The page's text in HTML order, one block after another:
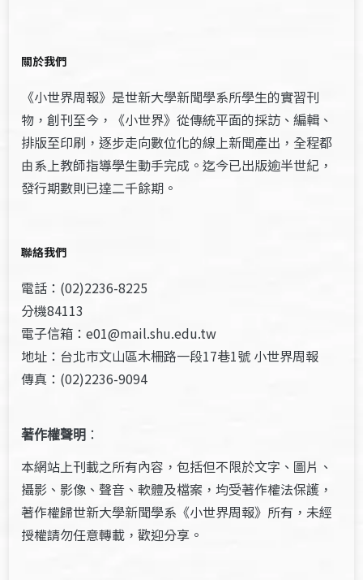
關於我們
《小世界周報》是世新大學新聞學系所學生的實習刊
物，創刊至今，《小世界》從傳統平面的採訪、編輯、
排版至印刷，逐步走向數位化的線上新聞產出，全程都
由系上教師指導學生動手完成。迄今已出版逾半世紀，
發行期數則已達二千餘期。
聯絡我們
電話：(02)2236-8225
分機84113
電子信箱：e01@mail.shu.edu.tw
地址：台北市文山區木柵路一段17巷1號 小世界周報
傳真：(02)2236-9094
著作權聲明 ：
本網站上刊載之所有內容，包括但不限於文字、圖片、
攝影、影像、聲音、軟體及檔案，均受著作權法保護，
著作權歸世新大學新聞學系《小世界周報》所有，未經
授權請勿任意轉載，歡迎分享。